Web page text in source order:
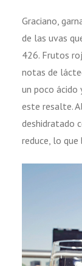
Graciano,
de las uvas
426. Frutos
notas de
un poco ácido
este resalte.
deshidratado
reduce, lo